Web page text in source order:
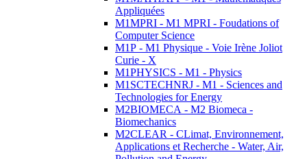
Appliquées
M1MPRI - M1 MPRI - Foudations of
Computer Science
M1P - M1 Physique - Voie Irène Joliot
Curie - X
M1PHYSICS - M1 - Physics
M1SCTECHNRJ - M1 - Sciences and
Technologies for Energy
M2BIOMECA - M2 Biomeca -
Biomechanics
M2CLEAR - CLimat, Environnement,
Applications et Recherche - Water, Air,